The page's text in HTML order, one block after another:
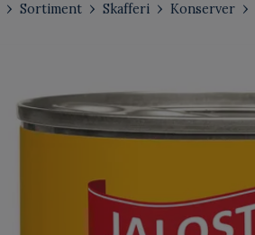
Sortiment Skafferi Konserver